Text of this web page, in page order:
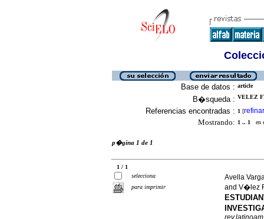
Base de datos : article
B�squeda : VELEZ
Referencias encontradas : 1 [refinar
Mostrando: 1 .. 1 en
p�gina 1 de 1
1 / 1
selecciona
para imprimir
Avella
and V�lez